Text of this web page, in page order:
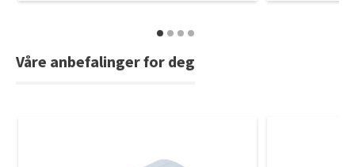
Våre anbefalinger for deg